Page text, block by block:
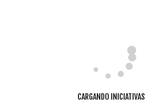
CARGANDO INICIATIVAS